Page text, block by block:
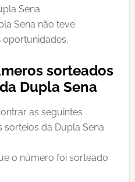
Sena.
Sena não teve
oportunidades.
sorteados
Dupla Sena
as seguintes
da Dupla Sena
o número foi sorteado